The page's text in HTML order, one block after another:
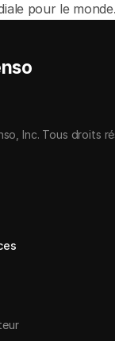
pour le monde.
Inc. Tous droits